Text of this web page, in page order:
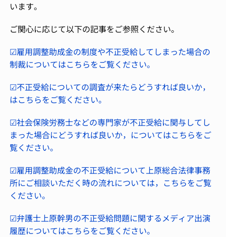
います。
ご関心に応じて以下の記事をご参照ください。
☑雇用調整助成金の制度や不正受給してしまった場合の
制裁についてはこちらをご覧ください。
☑不正受給についての調査が来たらどうすれば良いか，
はこちらをご覧ください。
☑社会保険労務士などの専門家が不正受給に関与してし
まった場合にどうすれば良いか，についてはこちらをご
覧ください。
☑雇用調整助成金の不正受給について上原総合法律事務
所にご相談いただく時の流れについては，こちらをご覧
ください。
☑弁護士上原幹男の不正受給問題に関するメディア出演
履歴についてはこちらをご覧ください。